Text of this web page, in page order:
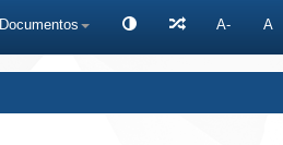
Documentos A- A